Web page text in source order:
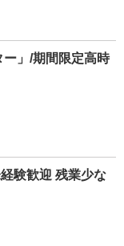
」/期間限定高時
験歓迎 残業少な